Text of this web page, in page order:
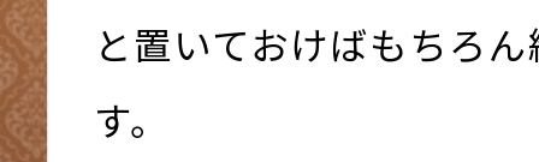
と置いておけばもちろ
す。